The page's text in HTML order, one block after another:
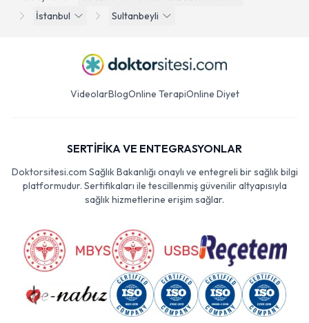
İstanbul
Sultanbeyli
VideolarBlogOnline TerapiOnline Diyet
SERTİFİKA VE ENTEGRASYONLAR
Doktorsitesi.com Sağlık Bakanlığı onaylı ve entegreli bir sağlık bilgi
platformudur. Sertifikaları ile tescillenmiş güvenilir altyapısıyla
sağlık hizmetlerine erişim sağlar.